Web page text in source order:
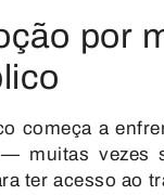
por
começa a
muitas vezes
ter acesso ao